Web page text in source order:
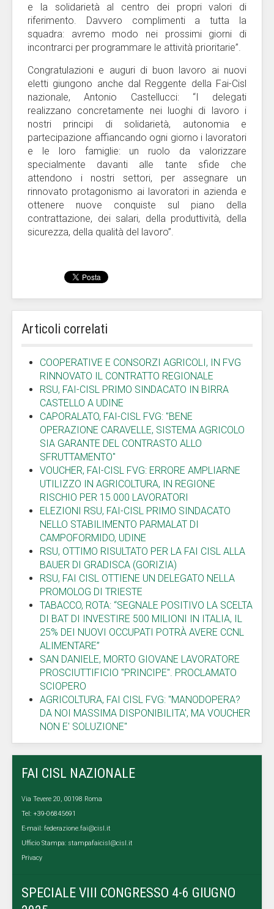
e la solidarietà al centro dei propri valori di
riferimento. Davvero complimenti a tutta la
squadra: avremo modo nei prossimi giorni di
incontrarci per programmare le attività prioritarie”.
Congratulazioni e auguri di buon lavoro ai nuovi
eletti giungono anche dal Reggente della Fai-Cisl
nazionale, Antonio Castellucci: “I delegati
realizzano concretamente nei luoghi di lavoro i
nostri principi di solidarietà, autonomia e
partecipazione affiancando ogni giorno i lavoratori
e le loro famiglie: un ruolo da valorizzare
specialmente davanti alle tante sfide che
attendono i nostri settori, per assegnare un
rinnovato protagonismo ai lavoratori in azienda e
ottenere nuove conquiste sul piano della
contrattazione, dei salari, della produttività, della
sicurezza, della qualità del lavoro”.
Articoli correlati
COOPERATIVE E CONSORZI AGRICOLI, IN FVG
RINNOVATO IL CONTRATTO REGIONALE
RSU, FAI-CISL PRIMO SINDACATO IN BIRRA
CASTELLO A UDINE
CAPORALATO, FAI-CISL FVG: "BENE
OPERAZIONE CARAVELLE, SISTEMA AGRICOLO
SIA GARANTE DEL CONTRASTO ALLO
SFRUTTAMENTO"
VOUCHER, FAI-CISL FVG: ERRORE AMPLIARNE
UTILIZZO IN AGRICOLTURA, IN REGIONE
RISCHIO PER 15.000 LAVORATORI
ELEZIONI RSU, FAI-CISL PRIMO SINDACATO
NELLO STABILIMENTO PARMALAT DI
CAMPOFORMIDO, UDINE
RSU, OTTIMO RISULTATO PER LA FAI CISL ALLA
BAUER DI GRADISCA (GORIZIA)
RSU, FAI CISL OTTIENE UN DELEGATO NELLA
PROMOLOG DI TRIESTE
TABACCO, ROTA: “SEGNALE POSITIVO LA SCELTA
DI BAT DI INVESTIRE 500 MILIONI IN ITALIA, IL
25% DEI NUOVI OCCUPATI POTRÀ AVERE CCNL
ALIMENTARE”
SAN DANIELE, MORTO GIOVANE LAVORATORE
PROSCIUTTIFICIO "PRINCIPE". PROCLAMATO
SCIOPERO
AGRICOLTURA, FAI CISL FVG: "MANODOPERA?
DA NOI MASSIMA DISPONIBILITA', MA VOUCHER
NON E' SOLUZIONE"
FAI CISL NAZIONALE
Via Tevere 20, 00198 Roma
Tel: +39-06845691
E-mail: federazione.fai@cisl.it
Ufficio Stampa: stampafaicisl@cisl.it
Privacy
SPECIALE VIII CONGRESSO 4-6 GIUGNO